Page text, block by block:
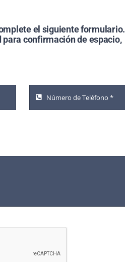
el siguiente formulario.
confirmación de espacio,